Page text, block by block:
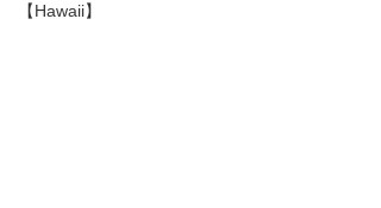
【Hawaii】